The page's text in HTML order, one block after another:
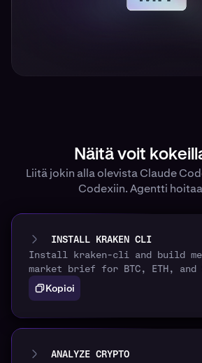
Näitä voit
Liitä jokin alla olevista Claude
Codexiin. Agentti
INSTALL KRAKEN CLI
Install kraken-cli and build me
market brief for BTC, ETH, and
Kopioi
ANALYZE CRYPTO